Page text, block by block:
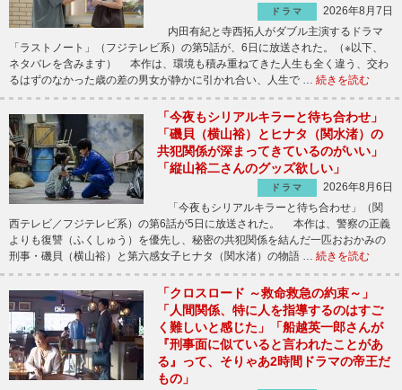
ドラマ
2026年8月7日
内田有紀と寺西拓人がダブル主演するドラマ
「ラストノート」（フジテレビ系）の第5話が、6日に放送された。（※以下、
ネタバレを含みます） 本作は、環境も積み重ねてきた人生も全く違う、交わ
るはずのなかった歳の差の男女が静かに引かれ合い、人生で … 続きを読む
「今夜もシリアルキラーと待ち合わせ」
「磯貝（横山裕）とヒナタ（関水渚）の
共犯関係が深まってきているのがいい」
「縦山裕二さんのグッズ欲しい」
ドラマ
2026年8月6日
「今夜もシリアルキラーと待ち合わせ」（関
西テレビ／フジテレビ系）の第6話が5日に放送された。 本作は、警察の正義
よりも復讐（ふくしゅう）を優先し、秘密の共犯関係を結んだ一匹おおかみの
刑事・磯貝（横山裕）と第六感女子ヒナタ（関水渚）の物語 … 続きを読む
「クロスロード ～救命救急の約束～」
「人間関係、特に人を指導するのはすご
く難しいと感じた」「船越英一郎さんが
『刑事面に似ていると言われたことがあ
る』って、そりゃあ2時間ドラマの帝王だ
もの」